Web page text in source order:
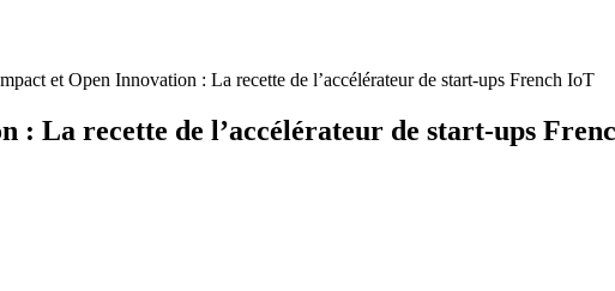
et Open Innovation : La recette de l’accélérateur de start-ups French IoT
: La recette de l’accélérateur de start-ups